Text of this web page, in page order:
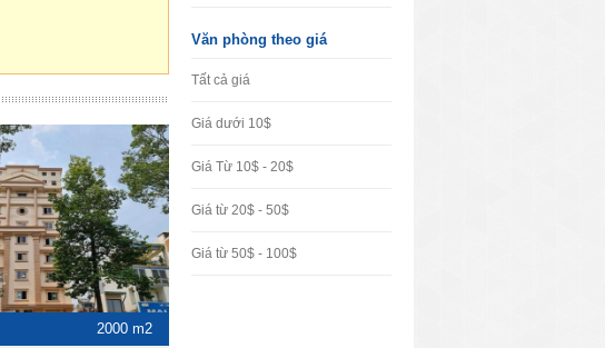
2000 m2
Văn phòng theo giá
Tất cả giá
Giá dưới 10$
Giá Từ 10$ - 20$
Giá từ 20$ - 50$
Giá từ 50$ - 100$